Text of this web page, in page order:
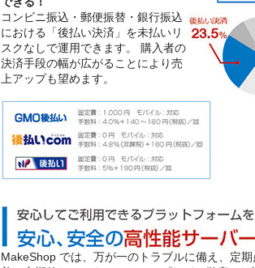
コンビニ振込・郵便振替・銀行振込
における「後払い決済」を未払いリ
スクなしで運用できます。 購入者の
決済手段の幅が広がることにより売
上アップも望めます。
MakeShop では、万が一のトラブルに備え、定